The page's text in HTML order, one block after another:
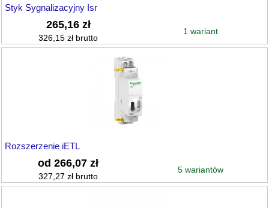
Styk Sygnalizacyjny Isr
265,16 zł
326,15 zł brutto
1 wariant
Rozszerzenie iETL
od 266,07 zł
327,27 zł brutto
5 wariantów